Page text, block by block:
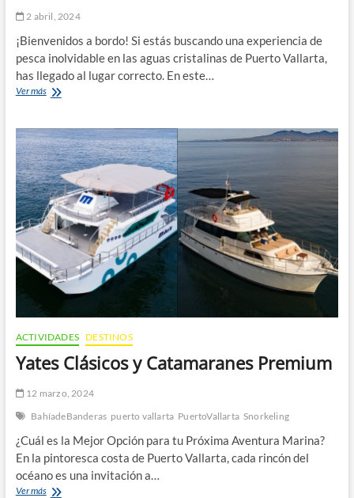
2 abril, 2024
¡Bienvenidos a bordo! Si estás buscando una experiencia de
pesca inolvidable en las aguas cristalinas de Puerto Vallarta,
has llegado al lugar correcto. En este…
Ver másCómo
Día
Perfecto
de
Pesca
en
Vallarta
ACTIVIDADES DESTINOS
Yates Clásicos y Catamaranes Premium
12 marzo, 2024
BahíadeBanderas puerto vallarta PuertoVallarta Snorkeling
¿Cuál es la Mejor Opción para tu Próxima Aventura Marina?
En la pintoresca costa de Puerto Vallarta, cada rincón del
océano es una invitación a…
Ver másYates